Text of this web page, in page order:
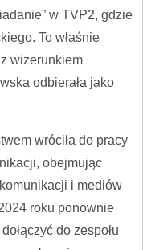
w TVP2, gdzie
To właśnie
wizerunkiem
odbierała jako
wróciła do pracy
obejmując
i mediów
roku ponownie
do zespołu